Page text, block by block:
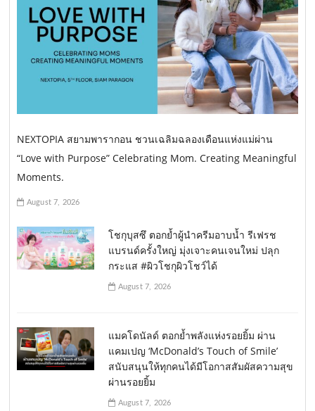
NEXTOPIA สยามพารากอน ชวนเฉลิมฉลองเดือนแห่งแม่ผ่าน
“Love with Purpose” Celebrating Mom. Creating Meaningful
Moments.
August 7, 2026
โชกุบุสซึ ตอกย้ำผู้นำครีมอาบน้ำ รีเฟรช
แบรนด์ครั้งใหญ่ มุ่งเจาะคนเจนใหม่ ปลุก
กระแส #ผิวโชกุผิวโชว์ได้
August 7, 2026
แมคโดนัลด์ ตอกย้ำพลังแห่งรอยยิ้ม ผ่าน
แคมเปญ ‘McDonald’s Touch of Smile’
สนับสนุนให้ทุกคนได้มีโอกาสสัมผัสความสุข
ผ่านรอยยิ้ม
August 7, 2026